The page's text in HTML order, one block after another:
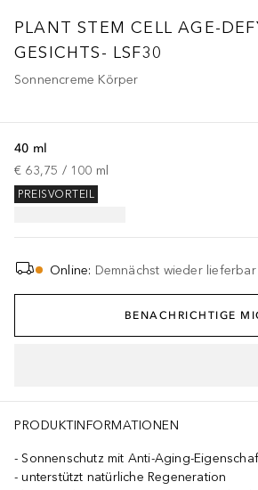
PLANT STEM CELL AGE-
GESICHTS- LSF30
Sonnencreme Körper
40 ml
€ 63,75 / 100 ml
PREISVORTEIL
Online: Demnächst wieder lieferbar
BENACHRICHTIGE
PRODUKTINFORMATIONEN
Sonnenschutz mit Anti-Aging-
unterstützt natürliche Regeneration